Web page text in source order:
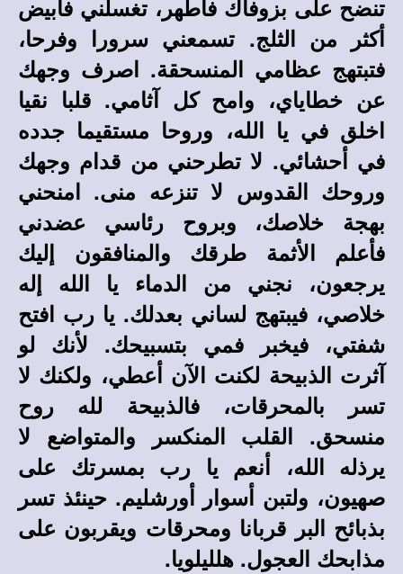
تنضح على بزوفاك فأطهر، تغسلني فأبيض
أكثر من الثلج. تسمعني سرورا وفرحا،
فتبتهج عظامي المنسحقة. اصرف وجهك
عن خطاياي، وامح كل آثامي. قلبا نقيا
اخلق في يا الله، وروحا مستقيما جدده
في أحشائي. لا تطرحني من قدام وجهك
وروحك القدوس لا تنزعه منى. امنحني
بهجة خلاصك، وبروح رئاسي عضدني
فأعلم الأثمة طرقك والمنافقون إليك
يرجعون، نجني من الدماء يا الله إله
خلاصي، فيبتهج لساني بعدلك. يا رب افتح
شفتي، فيخبر فمي بتسبيحك. لأنك لو
آثرت الذبيحة لكنت الآن أعطي، ولكنك لا
تسر بالمحرقات، فالذبيحة لله روح
منسحق. القلب المنكسر والمتواضع لا
يرذله الله، أنعم يا رب بمسرتك على
صهيون، ولتبن أسوار أورشليم. حينئذ تسر
بذبائح البر قربانا ومحرقات ويقربون على
مذابحك العجول. هلليلويا.